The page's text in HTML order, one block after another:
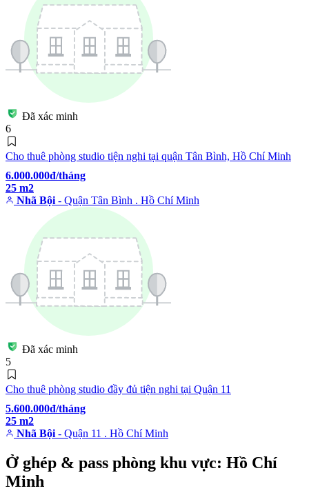
Đã xác minh
6
Cho thuê phòng studio tiện nghi tại quận Tân Bình, Hồ Chí Minh
6.000.000đ/tháng
25 m2
Nhã Bội- Quận Tân Bình . Hồ Chí Minh
Đã xác minh
5
Cho thuê phòng studio đầy đủ tiện nghi tại Quận 11
5.600.000đ/tháng
25 m2
Nhã Bội- Quận 11 . Hồ Chí Minh
Ở ghép & pass phòng khu vực: Hồ Chí
Minh